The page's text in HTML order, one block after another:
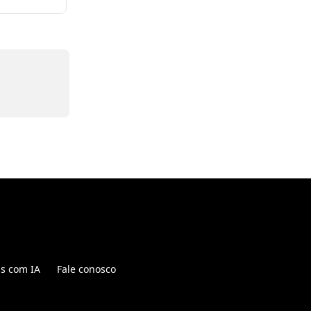
com IA Fale conosco